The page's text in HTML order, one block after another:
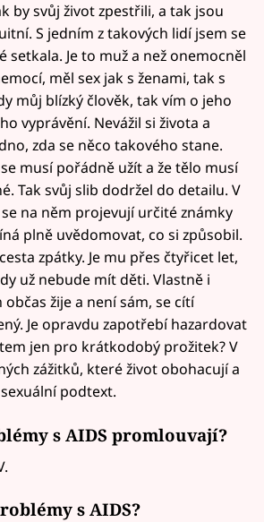
by svůj život zpestřili, a tak jsou
S jedním z takových lidí jsem se
setkala. Je to muž a než onemocněl
měl sex jak s ženami, tak s
můj blízký člověk, tak vím o jeho
vyprávění. Nevážil si života a
zda se něco takového stane.
musí pořádně užít a že tělo musí
Tak svůj slib dodržel do detailu. V
na něm projevují určité známky
plně uvědomovat, co si způsobil.
zpátky. Je mu přes čtyřicet let,
už nebude mít děti. Vlastně i
žije a není sám, se cítí
Je opravdu zapotřebí hazardovat
jen pro krátkodobý prožitek? V
zážitků, které život obohacují a
podtext.
s AIDS promlouvají?
s AIDS?